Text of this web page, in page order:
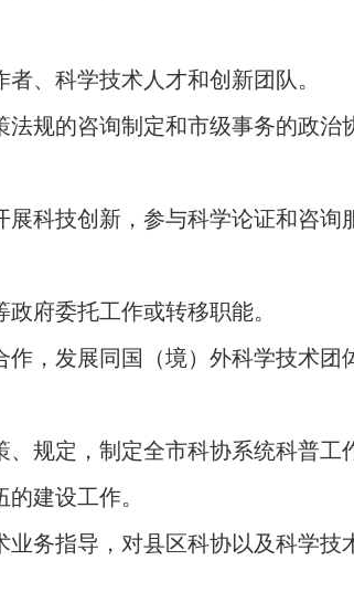
、科学技术人才和创新团队。
规的咨询制定和市级事务的政
科技创新，参与科学论证和咨
府委托工作或转移职能。
，发展同国（境）外科学技术
规定，制定全市科协系统科普
建设工作。
业务指导，对县区科协以及科学